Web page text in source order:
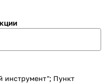
инструмент"; Пункт